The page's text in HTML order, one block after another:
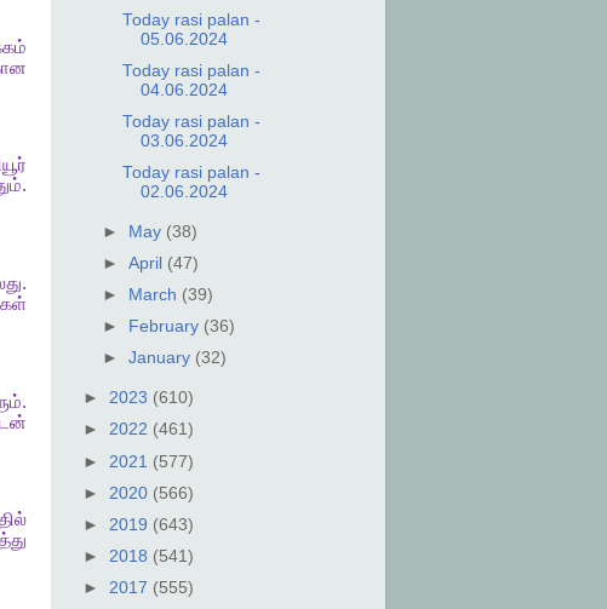
.
.
.
Today rasi palan -
05.06.2024
Today rasi palan -
04.06.2024
Today rasi palan -
03.06.2024
Today rasi palan -
02.06.2024
► May (38)
► April (47)
►
March (39)
►
February (36)
► January (32)
► 2023 (610)
► 2022 (461)
► 2021 (577)
► 2020 (566)
► 2019 (643)
► 2018 (541)
► 2017 (555)